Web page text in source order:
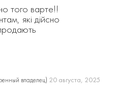
того варте!!
які дійсно
владелец) 20 августа, 2025